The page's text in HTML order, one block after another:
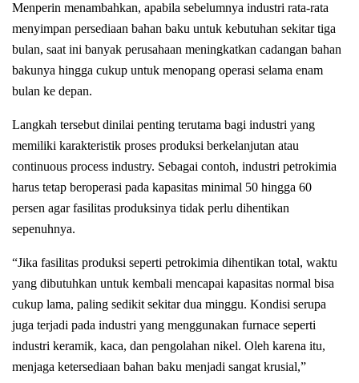
Menperin menambahkan, apabila sebelumnya industri rata-rata
menyimpan persediaan bahan baku untuk kebutuhan sekitar tiga
bulan, saat ini banyak perusahaan meningkatkan cadangan bahan
bakunya hingga cukup untuk menopang operasi selama enam
bulan ke depan.
Langkah tersebut dinilai penting terutama bagi industri yang
memiliki karakteristik proses produksi berkelanjutan atau
continuous process industry. Sebagai contoh, industri petrokimia
harus tetap beroperasi pada kapasitas minimal 50 hingga 60
persen agar fasilitas produksinya tidak perlu dihentikan
sepenuhnya.
“Jika fasilitas produksi seperti petrokimia dihentikan total, waktu
yang dibutuhkan untuk kembali mencapai kapasitas normal bisa
cukup lama, paling sedikit sekitar dua minggu. Kondisi serupa
juga terjadi pada industri yang menggunakan furnace seperti
industri keramik, kaca, dan pengolahan nikel. Oleh karena itu,
menjaga ketersediaan bahan baku menjadi sangat krusial,”